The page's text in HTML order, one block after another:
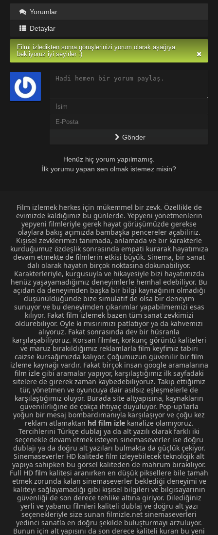
Yorumlar
Detaylar
Filmi izledikten sonra görüşlerinizi yorum olarak aşağıya
bekliyoruz iyi seyirler :)
Gönder
Henüz hiç yorum yapılmamış.
İlk yorumu yapan sen olmak istemez misin?
Film izlemek herkes için mükemmel bir zevk. Özellikle de
evimizde kaldığımız bu günlerde. Yepyeni yönetmenlerin
yepyeni filmleriyle gerek hayat görüşümüzde gerekse
olaylara bakış açımızda bambaşka pencereler açabiliriz.
Kişisel zevklerimizi tanımada, anlamada ve bir karakterle
kurduğumuz özdeşlik sonrasında empati kurarak hayatımıza
devam etmekte de filmlerin etkisi büyük. Sinema, bir sanat
dalı olarak hayatın birçok noktasına dokunabiliyor.
Karakterleriyle, kurgusuyla ve hikayesiyle bizi hayatımızda
henüz yaşayamadığımız deneyimlerle hemhal edebiliyor. Bu
açıdan da deneyimden başka bir bilgi kaynağının olmadığı
düşünüldüğünde bize simülatif de olsa bir deneyim
sunuyor ve bu deneyimden çıkarımlar yapabilmemizi esas
kılıyor. Fakat film izlemek bazen tüm sanat zevkimizi
öldürebiliyor. Öyle ki mısırımızı patlatıyor ya da kahvemizi
alıyoruz. Fakat sonrasında dev bir hüsranla
karşılaşabiliyoruz. Korsan filmler, korkunç görüntü kaliteleri
ve maruz bırakıldığımız reklamlarla film keyfimiz tabiri
caizse kursağımızda kalıyor. Çoğumuzun güvenilir bir film
izleme kaynağı vardır. Fakat birçok insan google aramalarına
film izlegibi aramalar yapıyor, karşılaştığımız ilk sayfadaki
sitelere de girerek zaman kaybedebiliyoruz. Takip ettiğimiz
tür, yönetmen ve oyuncuya dair asılsız eşleşmelerle de
karşılaştığımız oluyor. Burada site altyapısına, kaynakların
güvenilirliğine de çokça ihtiyaç duyuluyor. Pop-up'larla
yoğun bir mesaj bombardımanıyla karşılaşıyor ve çoğu kez
reklam atlamaktan hd film izlekanalize olamıyoruz.
Tercihlerini Türkçe dublaj ya da alt yazılı olarak farklı iki
seçenekle devam etmek isteyen sinemaseverler ise doğru
dublajı ya da doğru alt yazıları bulmakta da güçlük çekiyor.
Sinemaseverler HD kalitede film izleyebilecek teknolojik alt
yapıya sahipken bu görsel kaliteden de mahrum bırakılıyor.
Full HD film kalitesi aranırken en düşük piksellere bile tamah
etmek zorunda kalan sinemaseverler beklediği deneyimi ve
kaliteyi sağlayamadığı gibi kişisel bilgileri ve bilgisayarının
güvenliği de son derece tehlike altına giriyor. Dilediğiniz
yerli ve yabancı filmleri kaliteli dublaj ve doğru alt yazı
seçenekleriyle size sunan filmizle.net sinemaseverleri
yedinci sanatla en doğru şekilde buluşturmayı arzuluyor.
Bunun için alt yapısını da son derece kaliteli kuran bu yeni